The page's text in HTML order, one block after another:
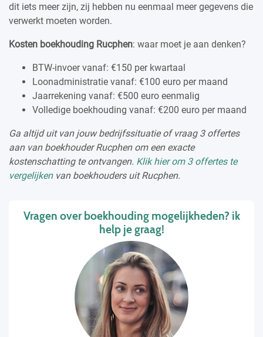
dit iets meer zijn, zij hebben nu eenmaal meer gegevens die
verwerkt moeten worden.
Kosten boekhouding Rucphen: waar moet je aan denken?
BTW-invoer vanaf: €150 per kwartaal
Loonadministratie vanaf: €100 euro per maand
Jaarrekening vanaf: €500 euro eenmalig
Volledige boekhouding vanaf: €200 euro per maand
Ga altijd uit van jouw bedrijfssituatie of vraag 3 offertes
aan van boekhouder Rucphen om een exacte
kostenschatting te ontvangen. Klik hier om 3 offertes te
vergelijkenvan boekhouders uit Rucphen.
Vragen over boekhouding mogelijkheden? ik
help je graag!